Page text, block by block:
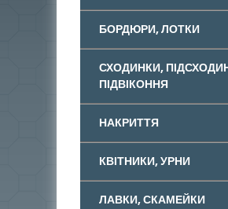
БОРДЮРИ, ЛОТКИ
СХОДИНКИ,
ПІДВІКОННЯ
НАКРИТТЯ
КВІТНИКИ, УРНИ
ЛАВКИ, СКАМЕЙКИ